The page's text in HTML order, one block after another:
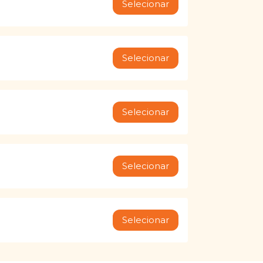
Selecionar
Selecionar
Selecionar
Selecionar
Selecionar